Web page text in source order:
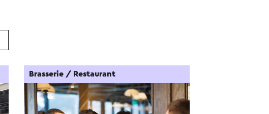
Brasserie / Restaurant